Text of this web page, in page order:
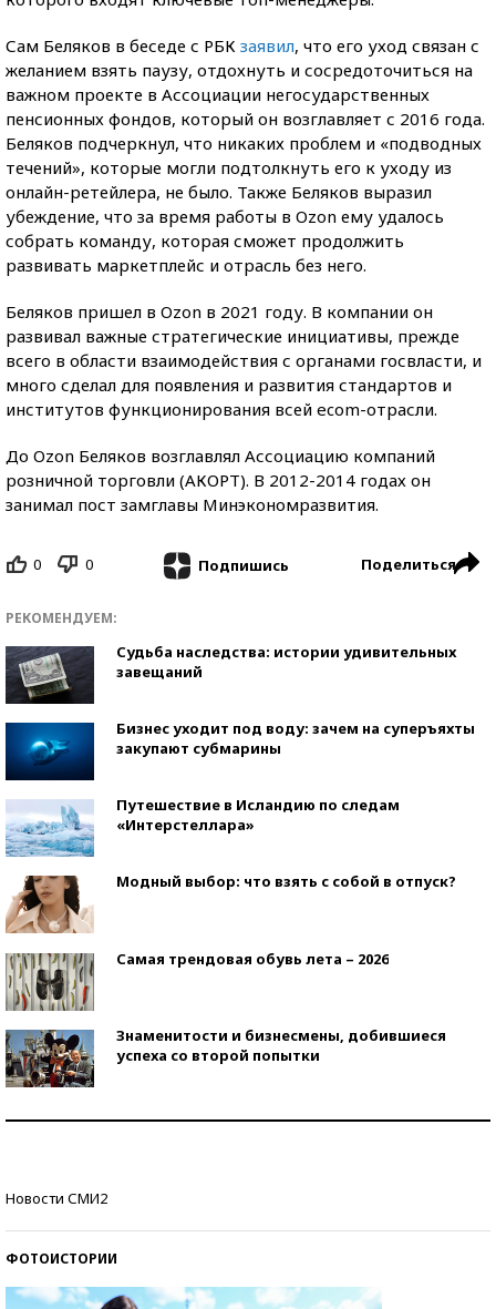
Сам Беляков в беседе с РБК заявил, что его уход связан с
желанием взять паузу, отдохнуть и сосредоточиться на
важном проекте в Ассоциации негосударственных
пенсионных фондов, который он возглавляет с 2016 года.
Беляков подчеркнул, что никаких проблем и «подводных
течений», которые могли подтолкнуть его к уходу из
онлайн-ретейлера, не было. Также Беляков выразил
убеждение, что за время работы в Ozon ему удалось
собрать команду, которая сможет продолжить
развивать маркетплейс и отрасль без него.
Беляков пришел в Ozon в 2021 году. В компании он
развивал важные стратегические инициативы, прежде
всего в области взаимодействия с органами госвласти, и
много сделал для появления и развития стандартов и
институтов функционирования всей ecom-отрасли.
До Ozon Беляков возглавлял Ассоциацию компаний
розничной торговли (АКОРТ). В 2012-2014 годах он
занимал пост замглавы Минэкономразвития.
0 0 Подпишись Поделиться
РЕКОМЕНДУЕМ:
Судьба наследства: истории удивительных
завещаний
Бизнес уходит под воду: зачем на суперъяхты
закупают субмарины
Путешествие в Исландию по следам
«Интерстеллара»
Модный выбор: что взять с собой в отпуск?
Самая трендовая обувь лета – 2026
Знаменитости и бизнесмены, добившиеся
успеха со второй попытки
Новости СМИ2
ФОТОИСТОРИИ